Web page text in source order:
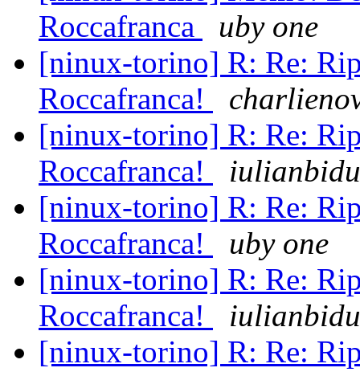
Roccafranca
uby one
[ninux-torino] R: Re:
Roccafranca!
[ninux-torino] R: Re:
Roccafranca!
[ninux-torino] R: Re:
Roccafranca!
uby one
[ninux-torino] R: Re:
Roccafranca!
[ninux-torino] R: Re: